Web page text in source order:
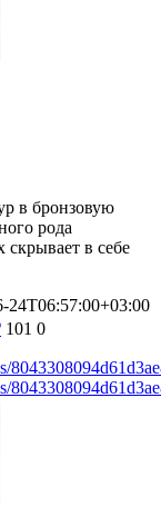
в бронзовую
рода
в себе
24T06:57:00+03:00
101 0